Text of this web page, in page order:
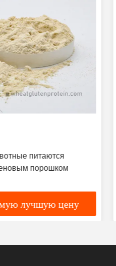
питаются
порошком
лучшую цену